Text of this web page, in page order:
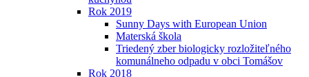
Rok 2019
Sunny Days with European Union
Materská škola
Triedený zber biologicky rozložiteľného
komunálneho odpadu v obci Tomášov
Rok 2018